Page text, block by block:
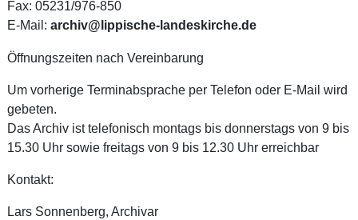
Fax: 05231/976-850
E-Mail: archiv@lippische-landeskirche.de
Öffnungszeiten nach Vereinbarung
Um vorherige Terminabsprache per Telefon oder E-Mail wird
gebeten.
Das Archiv ist telefonisch montags bis donnerstags von 9 bis
15.30 Uhr sowie freitags von 9 bis 12.30 Uhr erreichbar
Kontakt:
Lars Sonnenberg, Archivar